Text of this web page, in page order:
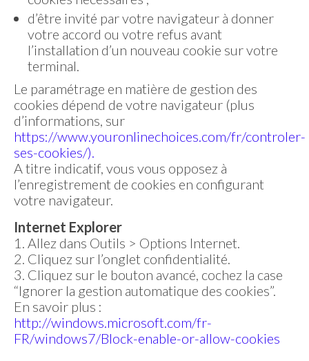
d’être invité par votre navigateur à donner
votre accord ou votre refus avant
l’installation d’un nouveau cookie sur votre
terminal.
Le paramétrage en matière de gestion des
cookies dépend de votre navigateur (plus
d’informations, sur
https://www.youronlinechoices.com/fr/controler-
ses-cookies/).
A titre indicatif, vous vous opposez à
l’enregistrement de cookies en configurant
votre navigateur.
Internet Explorer
1. Allez dans Outils > Options Internet.
2. Cliquez sur l’onglet confidentialité.
3. Cliquez sur le bouton avancé, cochez la case
“Ignorer la gestion automatique des cookies”.
En savoir plus :
http://windows.microsoft.com/fr-
FR/windows7/Block-enable-or-allow-cookies